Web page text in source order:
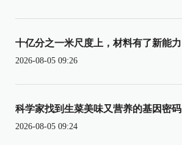
十亿分之一米尺度上，材料有了新能力
2026-08-05 09:26
科学家找到生菜美味又营养的基因密码
2026-08-05 09:24